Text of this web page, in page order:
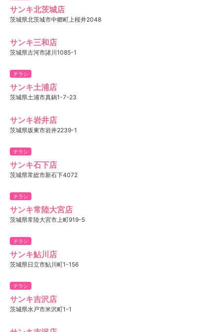
サンキ北茨城店
茨城県北茨城市中郷町上桜井2048
サンキ三和店
茨城県古河市諸川1085-1
チラシ
サンキ土浦店
茨城県土浦市真鍋1-7-23
サンキ岩井店
茨城県坂東市岩井2239-1
チラシ
サンキ石下店
茨城県常総市新石下4072
チラシ
サンキ常陸大宮店
茨城県常陸大宮市上町919-5
チラシ
サンキ鮎川店
茨城県日立市鮎川町1-156
チラシ
サンキ吉沢店
茨城県水戸市米沢町1-1